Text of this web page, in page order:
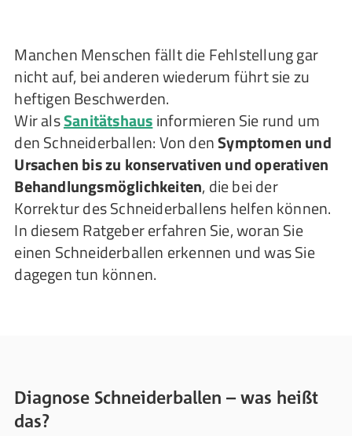
Manchen Menschen fällt die Fehlstellung gar
nicht auf, bei anderen wiederum führt sie zu
heftigen Beschwerden.
Wir alsSanitätshausinformieren Sie rund um
den Schneiderballen: Von denSymptomen und
Ursachen bis zu konservativen und operativen
Behandlungsmöglichkeiten, die bei der
Korrektur des Schneiderballens helfen können.
In diesem Ratgeber erfahren Sie, woran Sie
einen Schneiderballen erkennen und was Sie
dagegen tun können.
Diagnose Schneiderballen – was heißt
das?